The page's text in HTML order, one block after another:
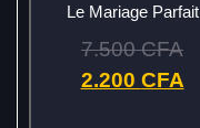
Le Mariage Parfait
7.500CFA
2.200 CFA